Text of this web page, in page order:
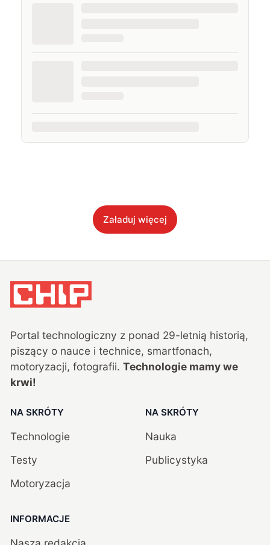
Załaduj więcej
Portal technologiczny z ponad 29-letnią historią,
piszący o nauce i technice, smartfonach,
motoryzacji, fotografii. Technologie mamy we
krwi!
NA SKRÓTY
Technologie
Testy
Motoryzacja
NA SKRÓTY
Nauka
Publicystyka
INFORMACJE